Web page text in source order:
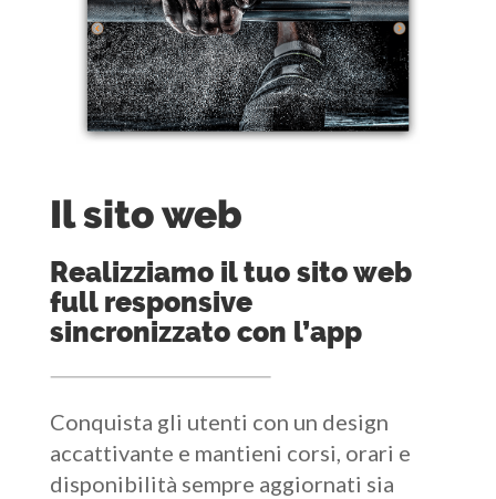
Il sito web
Realizziamo il tuo sito web
full responsive
sincronizzato con l’app
Conquista gli utenti con un design
accattivante e mantieni corsi, orari e
disponibilità sempre aggiornati sia